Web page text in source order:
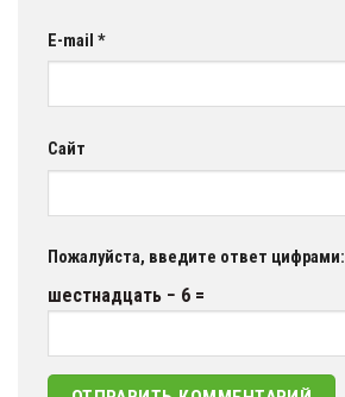
E-mail *
Сайт
Пожалуйста, введите ответ цифрами:
шестнадцать − 6 =